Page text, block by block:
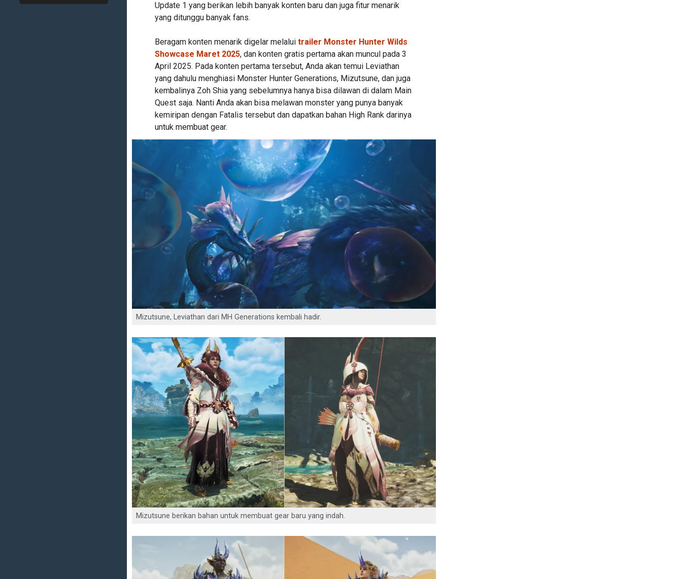
Update 1 yang berikan lebih banyak konten baru dan juga fitur menarik
yang ditunggu banyak fans.
Beragam konten menarik digelar melalui trailer Monster Hunter Wilds
Showcase Maret 2025, dan konten gratis pertama akan muncul pada 3
April 2025. Pada konten pertama tersebut, Anda akan temui Leviathan
yang dahulu menghiasi Monster Hunter Generations, Mizutsune, dan juga
kembalinya Zoh Shia yang sebelumnya hanya bisa dilawan di dalam Main
Quest saja. Nanti Anda akan bisa melawan monster yang punya banyak
kemiripan dengan Fatalis tersebut dan dapatkan bahan High Rank darinya
untuk membuat gear.
Mizutsune, Leviathan dari MH Generations kembali hadir.
Mizutsune berikan bahan untuk membuat gear baru yang indah.